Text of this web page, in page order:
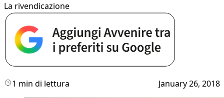
La rivendicazione
1 min di lettura January 26, 2018